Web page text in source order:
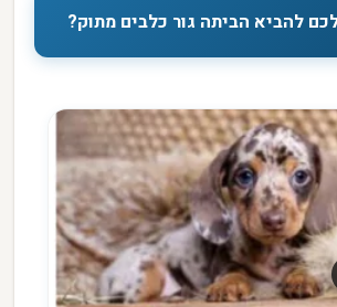
להביא הביתה גור כלבים מתוק?